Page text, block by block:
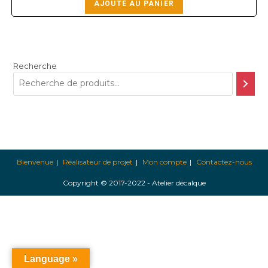
AJOUTÉ AU PANIER
Recherche
Bienvenue Réalisateur de projet Mon compte Contactez-nous
Copyright © 2017-2022 - Atelier décalque
Language »